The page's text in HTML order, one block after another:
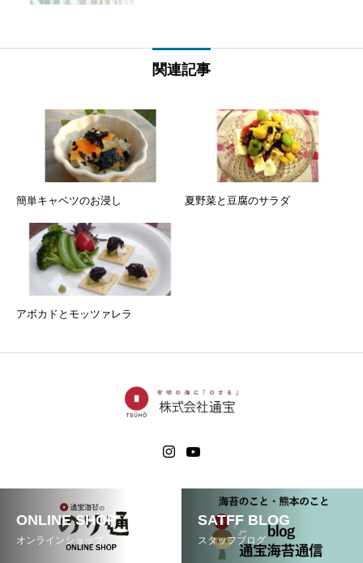
関連記事
簡単キャベツのお浸し 夏野菜と豆腐のサラダ
アボカドとモッツァレラ
ONLINE SHOP
オンラインショップ
SATFF BLOG
スタッフブログ